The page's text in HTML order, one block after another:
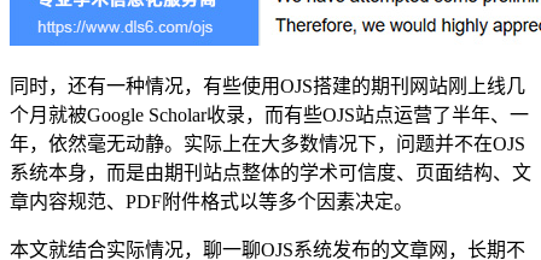
同时，还有一种情况，有些使用OJS搭建的期刊网站刚上线几
个月就被Google Scholar收录，而有些OJS站点运营了半年、一
年，依然毫无动静。实际上在大多数情况下，问题并不在OJS
系统本身，而是由期刊站点整体的学术可信度、页面结构、文
章内容规范、PDF附件格式以等多个因素决定。
本文就结合实际情况，聊一聊OJS系统发布的文章网，长期不